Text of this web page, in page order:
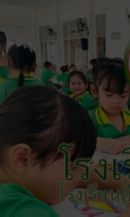
โรง
โรงเรีย